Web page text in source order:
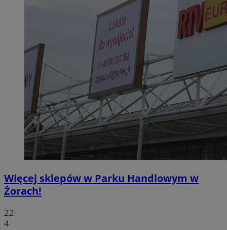
Więcej sklepów w Parku Handlowym w
Żorach!
22
4